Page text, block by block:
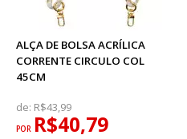
ALÇA DE BOLSA ACRÍLICA
CORRENTE CIRCULO COL
45CM
de: R$43,99
POR R$40,79